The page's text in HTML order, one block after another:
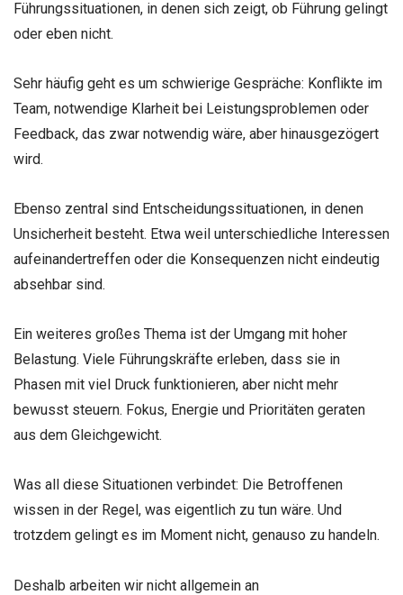
Führungssituationen, in denen sich zeigt, ob Führung gelingt
oder eben nicht.
Sehr häufig geht es um schwierige Gespräche: Konflikte im
Team, notwendige Klarheit bei Leistungsproblemen oder
Feedback, das zwar notwendig wäre, aber hinausgezögert
wird.
Ebenso zentral sind Entscheidungssituationen, in denen
Unsicherheit besteht. Etwa weil unterschiedliche Interessen
aufeinandertreffen oder die Konsequenzen nicht eindeutig
absehbar sind.
Ein weiteres großes Thema ist der Umgang mit hoher
Belastung. Viele Führungskräfte erleben, dass sie in
Phasen mit viel Druck funktionieren, aber nicht mehr
bewusst steuern. Fokus, Energie und Prioritäten geraten
aus dem Gleichgewicht.
Was all diese Situationen verbindet: Die Betroffenen
wissen in der Regel, was eigentlich zu tun wäre. Und
trotzdem gelingt es im Moment nicht, genauso zu handeln.
Deshalb arbeiten wir nicht allgemein an